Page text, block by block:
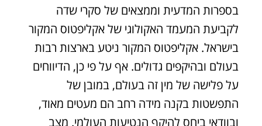
בספרות המדעית וממצאים של סקרי שדה
לקביעת המעמד האקולוגי של אקליפטוס המקור
בישראל. אקליפטוס המקור ניטע בארצות רבות
בעולם ובהיקפים גדולים. אף על פי כן, הדיווחים
על פלישה של מין זה בעולם, במובן של
התפשטות בקנה מידה רחב הם מעטים מאוד,
ובוודאי ביחס להיקף הנטיעות העולמי. מצב